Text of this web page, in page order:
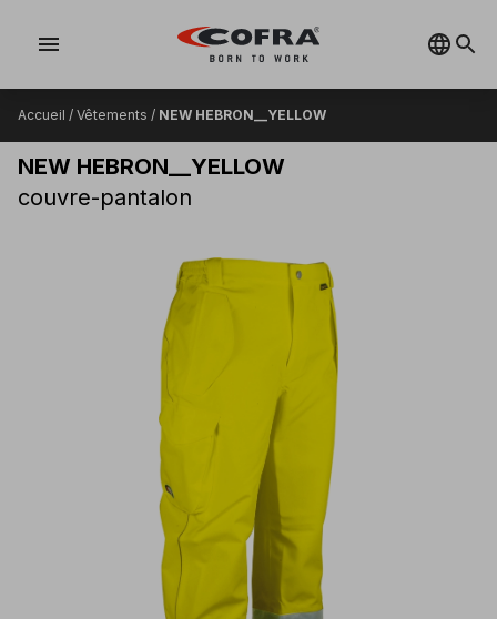
menu
Accueil / Vêtements / NEW HEBRON__YELLOW
NEW HEBRON__YELLOW
couvre-pantalon